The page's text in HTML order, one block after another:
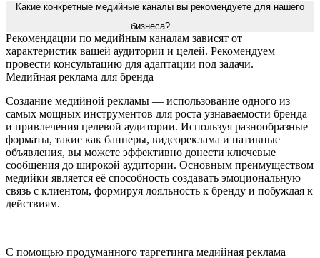
Какие конкретные медийные каналы вы рекомендуете для нашего
бизнеса?
Рекомендации по медийным каналам зависят от
характеристик вашей аудитории и целей. Рекомендуем
провести консультацию для адаптации под задачи.
Медийная реклама для бренда
Создание медийной рекламы — использование одного из
самых мощных инструментов для роста узнаваемости бренда
и привлечения целевой аудитории. Используя разнообразные
форматы, такие как баннеры, видеореклама и нативные
объявления, вы можете эффективно донести ключевые
сообщения до широкой аудитории. Основным преимуществом
медийки является её способность создавать эмоциональную
связь с клиентом, формируя лояльность к бренду и побуждая к
действиям.
С помощью продуманного таргетинга медийная реклама